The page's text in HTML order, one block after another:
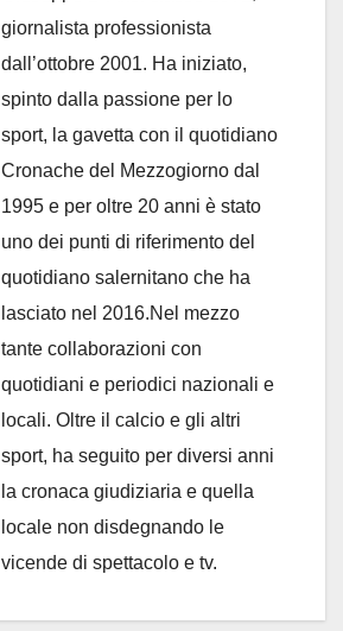
giornalista professionista
dall’ottobre 2001. Ha iniziato,
spinto dalla passione per lo
sport, la gavetta con il quotidiano
Cronache del Mezzogiorno dal
1995 e per oltre 20 anni è stato
uno dei punti di riferimento del
quotidiano salernitano che ha
lasciato nel 2016.Nel mezzo
tante collaborazioni con
quotidiani e periodici nazionali e
locali. Oltre il calcio e gli altri
sport, ha seguito per diversi anni
la cronaca giudiziaria e quella
locale non disdegnando le
vicende di spettacolo e tv.